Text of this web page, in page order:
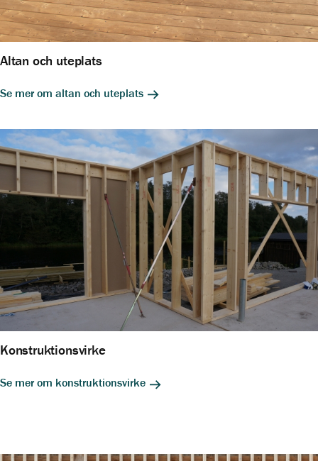
Altan och uteplats
Se mer om altan och uteplats
Konstruktionsvirke
Se mer om konstruktionsvirke